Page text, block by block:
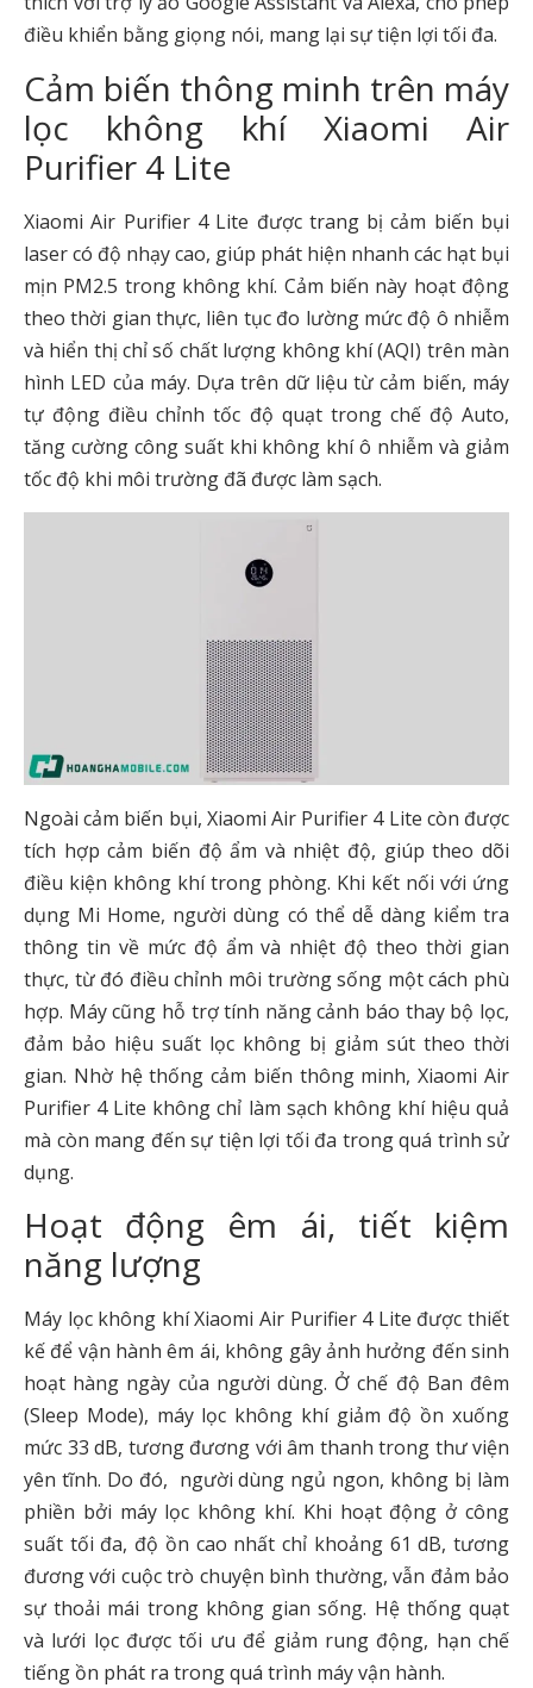
điều khiển bằng giọng nói, mang lại sự tiện lợi tối đa.
Cảm biến thông minh trên máy
lọc không khí Xiaomi Air
Purifier 4 Lite
Xiaomi Air Purifier 4 Lite được trang bị cảm biến bụi
laser có độ nhạy cao, giúp phát hiện nhanh các hạt bụi
mịn PM2.5 trong không khí. Cảm biến này hoạt động
theo thời gian thực, liên tục đo lường mức độ ô nhiễm
và hiển thị chỉ số chất lượng không khí (AQI) trên màn
hình LED của máy. Dựa trên dữ liệu từ cảm biến, máy
tự động điều chỉnh tốc độ quạt trong chế độ Auto,
tăng cường công suất khi không khí ô nhiễm và giảm
tốc độ khi môi trường đã được làm sạch.
Ngoài cảm biến bụi, Xiaomi Air Purifier 4 Lite còn được
tích hợp cảm biến độ ẩm và nhiệt độ, giúp theo dõi
điều kiện không khí trong phòng. Khi kết nối với ứng
dụng Mi Home, người dùng có thể dễ dàng kiểm tra
thông tin về mức độ ẩm và nhiệt độ theo thời gian
thực, từ đó điều chỉnh môi trường sống một cách phù
hợp. Máy cũng hỗ trợ tính năng cảnh báo thay bộ lọc,
đảm bảo hiệu suất lọc không bị giảm sút theo thời
gian. Nhờ hệ thống cảm biến thông minh, Xiaomi Air
Purifier 4 Lite không chỉ làm sạch không khí hiệu quả
mà còn mang đến sự tiện lợi tối đa trong quá trình sử
dụng.
Hoạt động êm ái, tiết kiệm
năng lượng
Máy lọc không khí Xiaomi Air Purifier 4 Lite được thiết
kế để vận hành êm ái, không gây ảnh hưởng đến sinh
hoạt hàng ngày của người dùng. Ở chế độ Ban đêm
(Sleep Mode), máy lọc không khí giảm độ ồn xuống
mức 33 dB, tương đương với âm thanh trong thư viện
yên tĩnh. Do đó, người dùng ngủ ngon, không bị làm
phiền bởi máy lọc không khí. Khi hoạt động ở công
suất tối đa, độ ồn cao nhất chỉ khoảng 61 dB, tương
đương với cuộc trò chuyện bình thường, vẫn đảm bảo
sự thoải mái trong không gian sống. Hệ thống quạt
và lưới lọc được tối ưu để giảm rung động, hạn chế
tiếng ồn phát ra trong quá trình máy vận hành.